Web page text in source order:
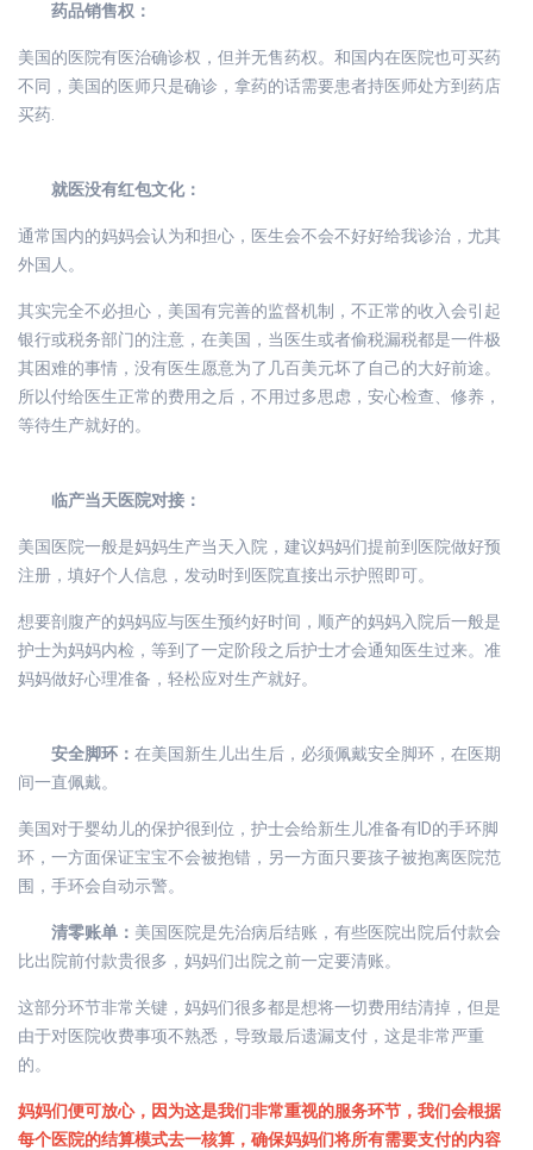
药品销售权：
美国的医院有医治确诊权，但并无售药权。和国内在医院也可买药
不同，美国的医师只是确诊，拿药的话需要患者持医师处方到药店
买药.
就医没有红包文化：
通常国内的妈妈会认为和担心，医生会不会不好好给我诊治，尤其
外国人。
其实完全不必担心，美国有完善的监督机制，不正常的收入会引起
银行或税务部门的注意，在美国，当医生或者偷税漏税都是一件极
其困难的事情，没有医生愿意为了几百美元坏了自己的大好前途。
所以付给医生正常的费用之后，不用过多思虑，安心检查、修养，
等待生产就好的。
临产当天医院对接：
美国医院一般是妈妈生产当天入院，建议妈妈们提前到医院做好预
注册，填好个人信息，发动时到医院直接出示护照即可。
想要剖腹产的妈妈应与医生预约好时间，顺产的妈妈入院后一般是
护士为妈妈内检，等到了一定阶段之后护士才会通知医生过来。准
妈妈做好心理准备，轻松应对生产就好。
安全脚环： 在美国新生儿出生后，必须佩戴安全脚环，在医期
间一直佩戴。
美国对于婴幼儿的保护很到位，护士会给新生儿准备有ID的手环脚
环，一方面保证宝宝不会被抱错，另一方面只要孩子被抱离医院范
围，手环会自动示警。
清零账单： 美国医院是先治病后结账，有些医院出院后付款会
比出院前付款贵很多，妈妈们出院之前一定要清账。
这部分环节非常关键，妈妈们很多都是想将一切费用结清掉，但是
由于对医院收费事项不熟悉，导致最后遗漏支付，这是非常严重
的。
妈妈们便可放心，因为这是我们非常重视的服务环节，我们会根据
每个医院的结算模式去一核算，确保妈妈们将所有需要支付的内容